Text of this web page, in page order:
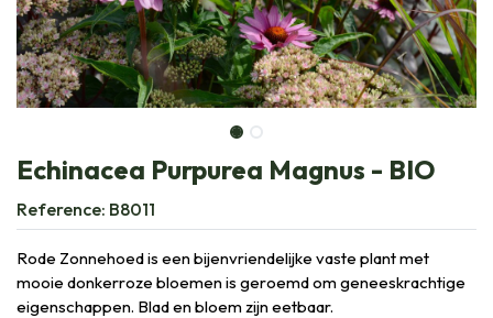
Echinacea Purpurea Magnus - BIO
Reference: B8011
Rode Zonnehoed is een bijenvriendelijke vaste plant met
mooie donkerroze bloemen is geroemd om geneeskrachtige
eigenschappen. Blad en bloem zijn eetbaar.